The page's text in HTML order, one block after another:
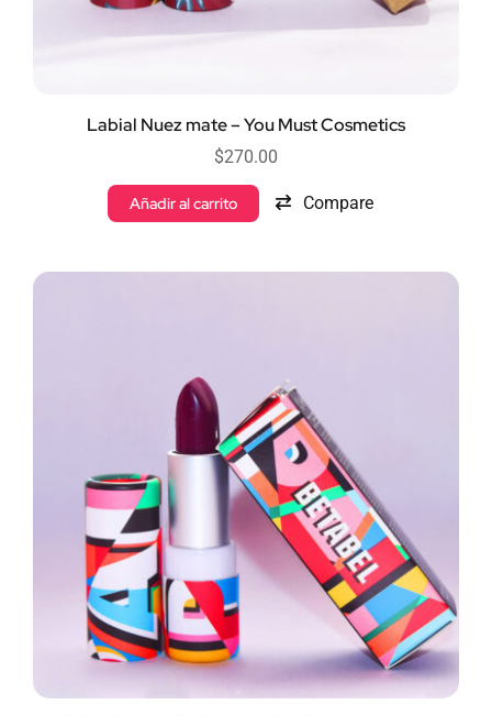
Labial Nuez mate – You Must Cosmetics
$270.00
Añadir al carrito Compare